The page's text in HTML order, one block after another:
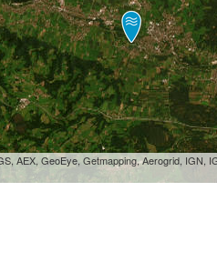
AEX, GeoEye, Getmapping, Aerogrid, IGN,